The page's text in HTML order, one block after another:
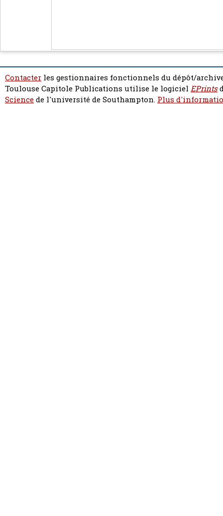
Contacter les gestionnaires fonctionnels du dépôt/
Toulouse Capitole Publications utilise le logiciel EPrints
Sciencede l'université de Southampton. Plus